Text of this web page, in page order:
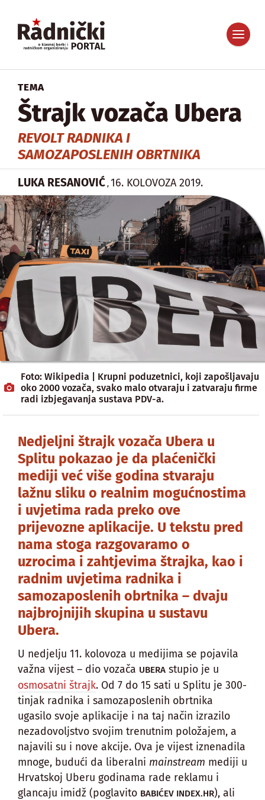
TEMA
Štrajk vozača Ubera
REVOLT RADNIKA I
SAMOZAPOSLENIH OBRTNIKA
LUKA RESANOVIĆ , 16. KOLOVOZA 2019.
Foto: Wikipedia | Krupni poduzetnici, koji zapošljavaju
oko 2000 vozača, svako malo otvaraju i zatvaraju firme
radi izbjegavanja sustava PDV-a.
Nedjeljni štrajk vozača Ubera u
Splitu pokazao je da plaćenički
mediji već više godina stvaraju
lažnu sliku o realnim mogućnostima
i uvjetima rada preko ove
prijevozne aplikacije. U tekstu pred
nama stoga razgovaramo o
uzrocima i zahtjevima štrajka, kao i
radnim uvjetima radnika i
samozaposlenih obrtnika – dvaju
najbrojnijih skupina u sustavu
Ubera.
U nedjelju 11. kolovoza u medijima se pojavila
važna vijest – dio vozača UBERA stupio je u
osmosatni štrajk. Od 7 do 15 sati u Splitu je 300-
tinjak radnika i samozaposlenih obrtnika
ugasilo svoje aplikacije i na taj način izrazilo
nezadovoljstvo svojim trenutnim položajem, a
najavili su i nove akcije. Ova je vijest iznenadila
mnoge, budući da liberalni mainstream mediji u
Hrvatskoj Uberu godinama rade reklamu i
glancaju imidž (poglavito BABIĆEV INDEX.HR), ali